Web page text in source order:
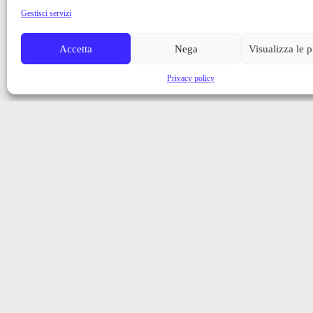
Gestisci servizi
Accetta Nega Visualizza le
Privacy policy